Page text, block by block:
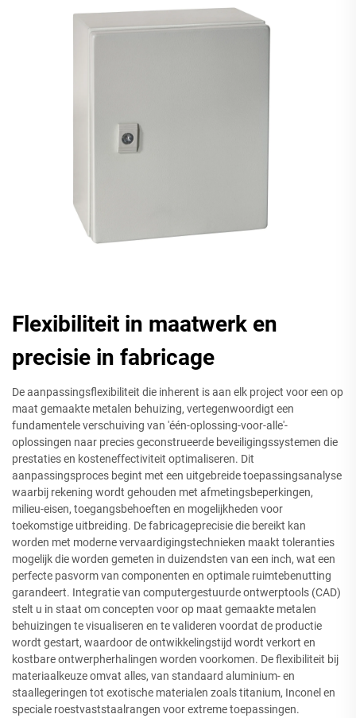
Flexibiliteit in maatwerk en
precisie in fabricage
De aanpassingsflexibiliteit die inherent is aan elk project voor een op
maat gemaakte metalen behuizing, vertegenwoordigt een
fundamentele verschuiving van 'één-oplossing-voor-alle'-
oplossingen naar precies geconstrueerde beveiligingssystemen die
prestaties en kosteneffectiviteit optimaliseren. Dit
aanpassingsproces begint met een uitgebreide toepassingsanalyse
waarbij rekening wordt gehouden met afmetingsbeperkingen,
milieu-eisen, toegangsbehoeften en mogelijkheden voor
toekomstige uitbreiding. De fabricageprecisie die bereikt kan
worden met moderne vervaardigingstechnieken maakt toleranties
mogelijk die worden gemeten in duizendsten van een inch, wat een
perfecte pasvorm van componenten en optimale ruimtebenutting
garandeert. Integratie van computergestuurde ontwerptools (CAD)
stelt u in staat om concepten voor op maat gemaakte metalen
behuizingen te visualiseren en te valideren voordat de productie
wordt gestart, waardoor de ontwikkelingstijd wordt verkort en
kostbare ontwerpherhalingen worden voorkomen. De flexibiliteit bij
materiaalkeuze omvat alles, van standaard aluminium- en
staallegeringen tot exotische materialen zoals titanium, Inconel en
speciale roestvaststaalrangen voor extreme toepassingen.